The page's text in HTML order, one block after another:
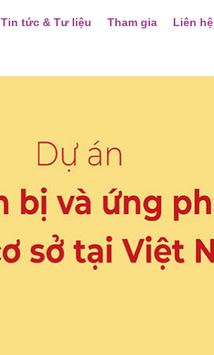
Tin tức & Tư liệu Tham gia Liên hệ